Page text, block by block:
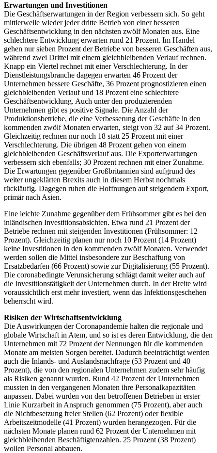
Erwartungen und Investitionen
Die Geschäftserwartungen in der Region verbessern sich. So geht
mittlerweile wieder jeder dritte Betrieb von einer besseren
Geschäftsentwicklung in den nächsten zwölf Monaten aus. Eine
schlechtere Entwicklung erwarten rund 21 Prozent. Im Handel
gehen nur sieben Prozent der Betriebe von besseren Geschäften aus,
während zwei Drittel mit einem gleichbleibenden Verlauf rechnen.
Knapp ein Viertel rechnet mit einer Verschlechterung. In der
Dienstleistungsbranche dagegen erwarten 46 Prozent der
Unternehmen bessere Geschäfte, 36 Prozent prognostizieren einen
gleichbleibenden Verlauf und 18 Prozent eine schlechtere
Geschäftsentwicklung. Auch unter den produzierenden
Unternehmen gibt es positive Signale. Die Anzahl der
Produktionsbetriebe, die eine Verbesserung der Geschäfte in den
kommenden zwölf Monaten erwarten, steigt von 32 auf 34 Prozent.
Gleichzeitig rechnen nur noch 18 statt 25 Prozent mit einer
Verschlechterung. Die übrigen 48 Prozent gehen von einem
gleichbleibenden Geschäftsverlauf aus. Die Exporterwartungen
verbessern sich ebenfalls; 30 Prozent rechnen mit einer Zunahme.
Die Erwartungen gegenüber Großbritannien sind aufgrund des
weiter ungeklärten Brexits auch in diesem Herbst nochmals
rückläufig. Dagegen ruhen die Hoffnungen auf steigendem Export,
primär nach Asien.
Eine leichte Zunahme gegenüber dem Frühsommer gibt es bei den
inländischen Investitionsabsichten. Etwa rund 21 Prozent der
Betriebe rechnen mit steigenden Investitionen (Frühsommer: 12
Prozent). Gleichzeitig planen nur noch 10 Prozent (14 Prozent)
keine Investitionen in den kommenden zwölf Monaten. Verwendet
werden sollen die Mittel insbesondere zur Beschaffung von
Ersatzbedarfen (66 Prozent) sowie zur Digitalisierung (55 Prozent).
Die coronabedingte Verunsicherung schlägt damit weiter auch auf
die Investitionstätigkeit der Unternehmen durch. In der Breite wird
voraussichtlich erst mehr investiert, wenn das Infektionsgeschehen
beherrscht wird.
Risiken der Wirtschaftsentwicklung
Die Auswirkungen der Coronapandemie halten die regionale und
globale Wirtschaft in Atem, und so ist es deren Entwicklung, die den
Unternehmen mit 72 Prozent der Nennungen für die kommenden
Monate am meisten Sorgen bereitet. Dadurch beeinträchtigt werden
auch die Inlands- und Auslandsnachfrage (53 Prozent und 40
Prozent), die von den regionalen Unternehmen zudem sehr häufig
als Risiken genannt wurden. Rund 42 Prozent der Unternehmen
mussten in den vergangenen Monaten ihre Personalkapazitäten
anpassen. Dabei wurden von den betroffenen Betrieben in erster
Linie Kurzarbeit in Anspruch genommen (75 Prozent), aber auch
die Nichtbesetzung freier Stellen (62 Prozent) oder flexible
Arbeitszeitmodelle (41 Prozent) wurden herangezogen. Für die
nächsten Monate planen rund 62 Prozent der Unternehmen mit
gleichbleibenden Beschäftigtenzahlen. 25 Prozent (38 Prozent)
wollen Personal abbauen.